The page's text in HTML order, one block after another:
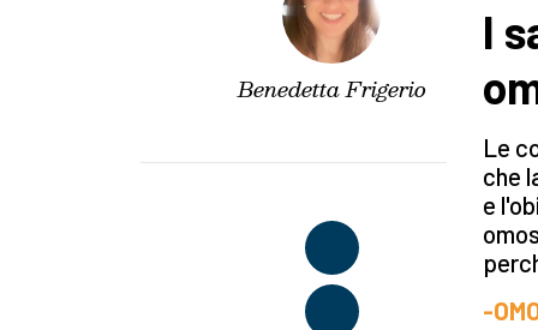
Benedetta Frigerio
I
Le
che
e
-